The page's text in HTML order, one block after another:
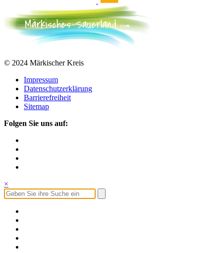
© 2024 Märkischer Kreis
Impressum
Datenschutzerklärung
Barrierefreiheit
Sitemap
Folgen Sie uns auf:
×